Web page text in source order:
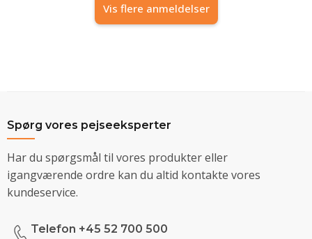
Vis flere anmeldelser
Spørg vores pejseeksperter
Har du spørgsmål til vores produkter eller
igangværende ordre kan du altid kontakte vores
kundeservice.
Telefon +45 52 700 500